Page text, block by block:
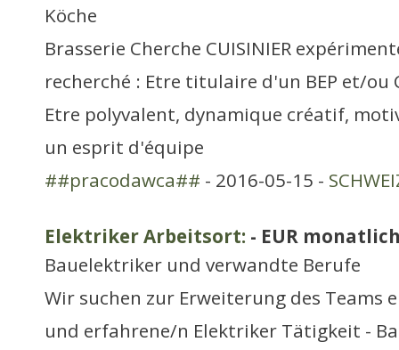
Köche
Brasserie Cherche CUISINIER
recherché : Etre titulaire d'un BEP et/ou
Etre polyvalent, dynamique créatif,
un esprit d'équipe
##pracodawca## - 2016-05-15 -
Elektriker Arbeitsort: - EUR
Bauelektriker und verwandte Berufe
Wir suchen zur Erweiterung des Teams
und erfahrene/n Elektriker Tätigkeit -